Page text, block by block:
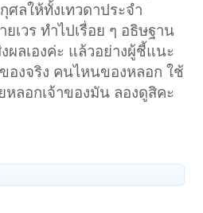
ลให้ทั้งเทวดาประจำ
เวร ทำไปเรื่อย ๆ อธิษฐาน
ผลเองค่ะ แล้วอย่างผู้ชี้แนะ
องจริง คนไหนของหลอก ใช้
หลอกเจ้าของมัน ลองดูสิคะ